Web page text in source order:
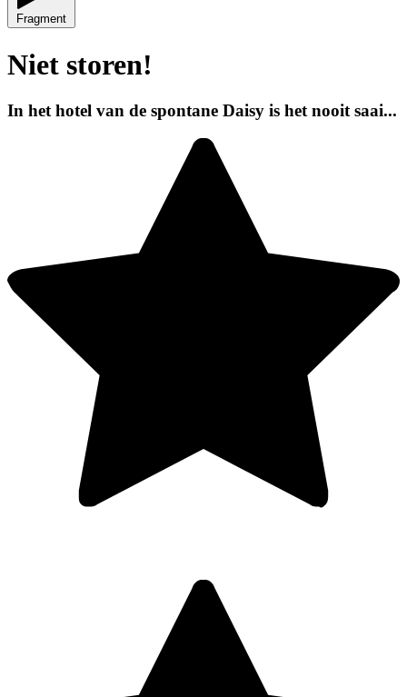
Fragment
Niet storen!
In het hotel van de spontane Daisy is het nooit saai...